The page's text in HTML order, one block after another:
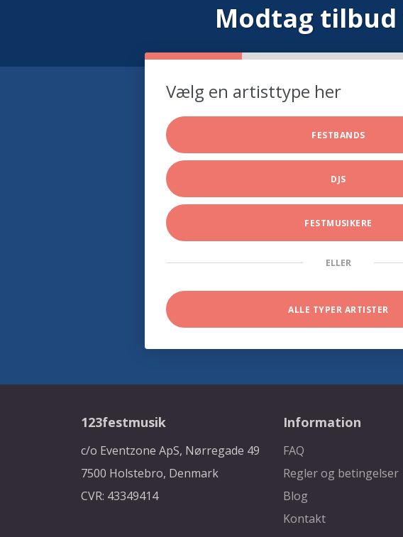
Modtag tilbud
Vælg en artisttype her
FESTBANDS
DJS
FESTMUSIKERE
ELLER
ALLE TYPER ARTISTER
123festmusik
c/o Eventzone ApS, Nørregade 49
7500 Holstebro, Denmark
CVR: 43349414
Information
FAQ
Regler og betingelser
Blog
Kontakt